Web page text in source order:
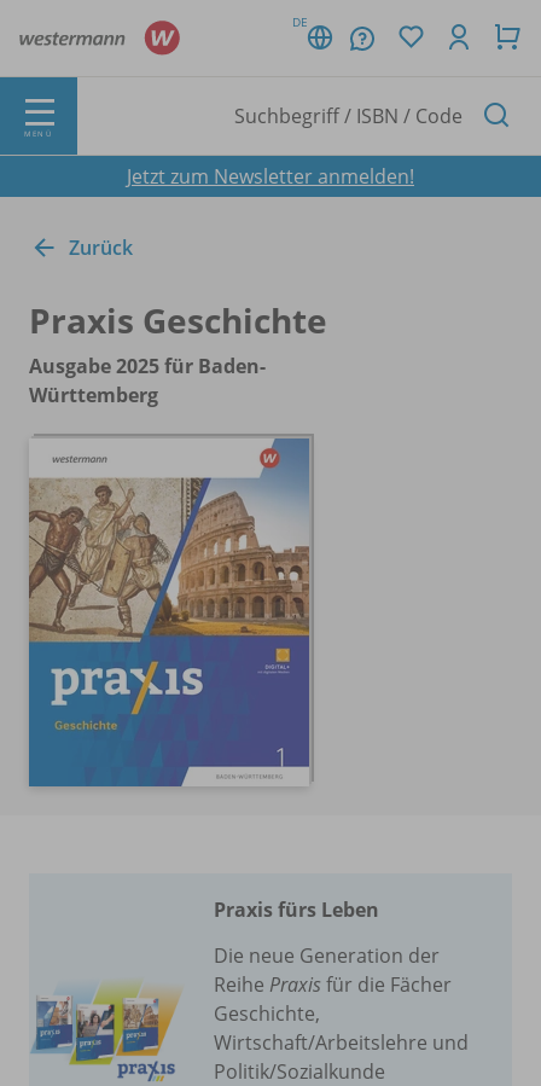
DE
MENÜ
Jetzt zum Newsletter anmelden!
Zurück
Praxis Geschichte
Ausgabe 2025 für Baden-
Württemberg
Praxis fürs Leben
Die neue Generation der
Reihe Praxis für die Fächer
Geschichte,
Wirtschaft/Arbeitslehre und
Politik/Sozialkunde